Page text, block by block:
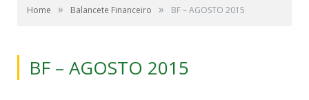
Home » Balancete Financeiro » BF – AGOSTO 2015
BF – AGOSTO 2015